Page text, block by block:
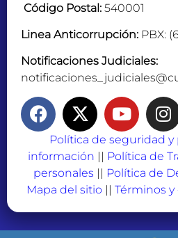
Código Postal: 540001
Linea Anticorrupción: PBX:
Notificaciones Judiciales:
Política de seguridad y
información || Política de
personales || Política de
Mapa del sitio || Términos